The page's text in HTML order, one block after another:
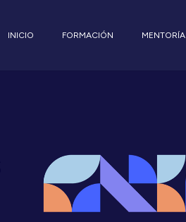
INICIO FORMACIÓN MENTORÍA